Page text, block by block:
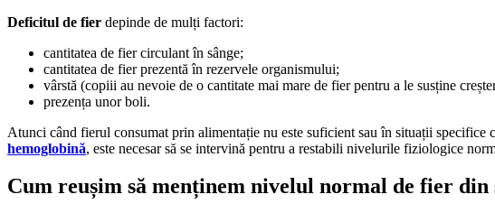
Deficitul de fier depinde de mulți factori:
cantitatea de fier circulant în sânge;
cantitatea de fier prezentă în rezervele organismului;
vârstă (copiii au nevoie de o cantitate mai mare de fier pentru a le susține
prezența unor boli.
Atunci când fierul consumat prin alimentație nu este suficient sau în situații specifice
hemoglobină, este necesar să se intervină pentru a restabili nivelurile fiziologice
Cum reușim să menținem nivelul normal de fier din